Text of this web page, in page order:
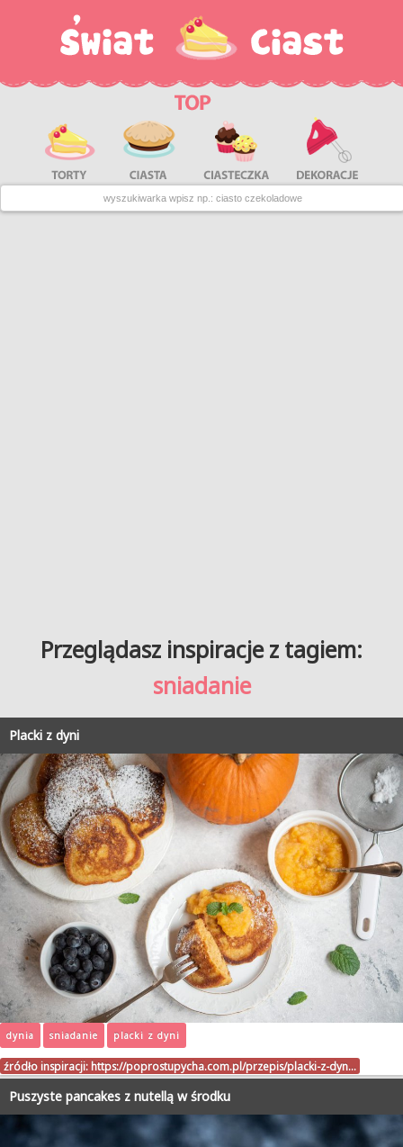
Przeglądasz inspiracje z tagiem:
sniadanie
Placki z dyni
dynia sniadanie placki z dyni
źródło inspiracji: https://poprostupycha.com.pl/przepis/placki-z-dyn…
Puszyste pancakes z nutellą w środku